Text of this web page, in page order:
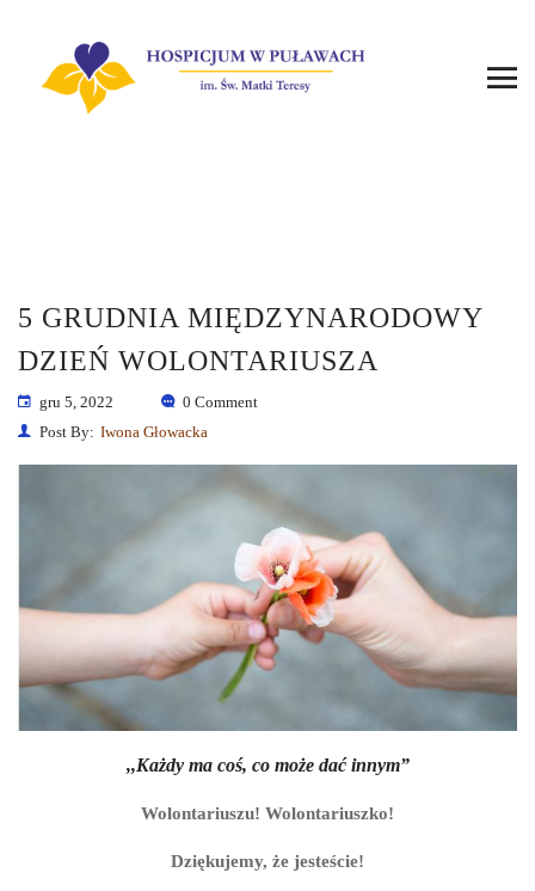
5 GRUDNIA MIĘDZYNARODOWY
DZIEŃ WOLONTARIUSZA
gru 5, 2022
0 Comment
Post By: Iwona Głowacka
,,Każdy ma coś, co może dać innym”
Wolontariuszu! Wolontariuszko!
Dziękujemy, że jesteście!